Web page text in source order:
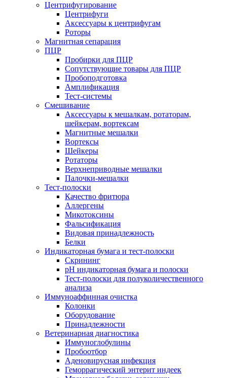
Центрифугирование
Центрифуги
Аксессуары к центрифугам
Роторы
Магнитная сепарация
ПЦР
Пробирки для ПЦР
Сопутствующие товары для ПЦР
Пробоподготовка
Амплификация
Тест-системы
Смешивание
Аксессуары к мешалкам, ротаторам,
шейкерам, вортексам
Магнитные мешалки
Вортексы
Шейкеры
Ротаторы
Верхнеприводные мешалки
Палочки-мешалки
Тест-полоски
Качество фритюра
Аллергены
Микотоксины
Фальсификация
Видовая принадлежность
Белки
Индикаторная бумага и тест-полоски
Скрининг
pH индикаторная бумага и полоски
Тест-полоски для полуколичественного
анализа
Иммуноаффинная очистка
Колонки
Оборудование
Принадлежности
Ветеринарная диагностика
Иммуноглобулины
Пробоотбор
Аденовирусная инфекция
Геморрагический энтерит индеек